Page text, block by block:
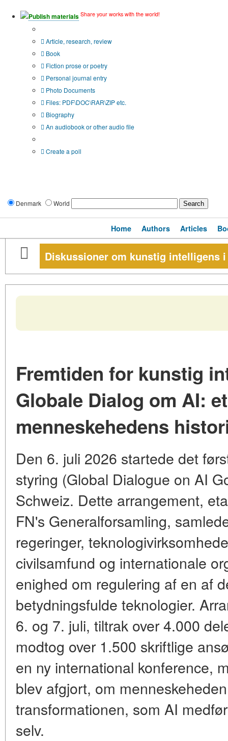
Publish materials Share your works with the world!
Article, research, review
Book
Fiction prose or poetry
Personal journal entry
Photo Documents
Files: PDF\DOC\RAR\ZIP etc.
Biography
An audiobook or other audio file
Create a poll
Denmark World
Home Authors Articles
Diskussioner om kunstig intelligens i
Fremtiden for kunstig
Globale Dialog om AI:
menneskehedens
Den 6. juli 2026 startede det
styring (Global Dialogue on AI
Schweiz. Dette arrangement,
FN's Generalforsamling,
regeringer,
civilsamfund og internationale
enighed om regulering af en af
betydningsfulde teknologier.
6. og 7. juli, tiltrak over 4.000
modtog over 1.500 skriftlige
en ny international konference,
blev afgjort, om
transformationen, som AI
selv.